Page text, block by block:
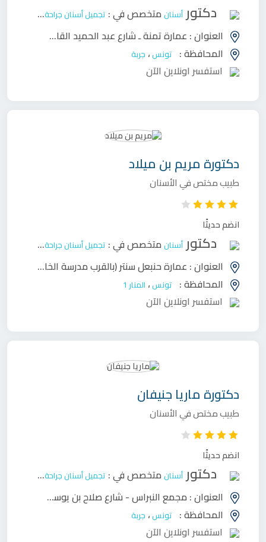
دكتورأسنانمتخصص في : تجميل أسنانجراحة وجه وفكين
العنوان : عمارة تمنة ـ شارع عبد الحميد القاضي - حومة السوق - جربة
المحافظة : تونس، جربة
استفسر اونلاين الآن
دكتورة مريم بن ميلاد
طبيب مختص في الأسنان
انضم حديثًا
دكتورأسنانمتخصص في : تجميل أسنانجراحة وجه وفكين
العنوان : عمارة حنبعل سنتر (بالقرب مدرسة الخاصة حنبعل) 53 شارع محمد عبد الوهاب - المنار 1
المحافظة : تونس، المنار 1
استفسر اونلاين الآن
دكتورة ماريا جنيفان
طبيب مختص في الأسنان
انضم حديثًا
دكتورأسنانمتخصص في : تجميل أسنانجراحة وجه وفكين
العنوان :مجمع النبراس - شارع صلاح بن يوسف (طريق سيدي زايد فوق ڨروفري) حومة السوق ـ جربة
المحافظة : تونس، جربة
استفسر اونلاين الآن